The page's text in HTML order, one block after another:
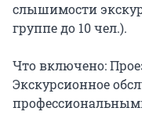
слышимости
группе до 10 чел.).
Что включено:
Экскурсионное